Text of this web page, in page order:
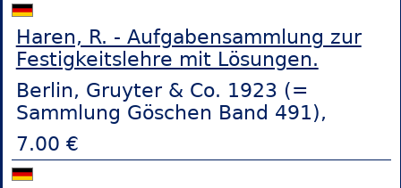
Haren, R. - Aufgabensammlung zur
Festigkeitslehre mit Lösungen.
Berlin, Gruyter & Co. 1923 (=
Sammlung Göschen Band 491),
7.00 €